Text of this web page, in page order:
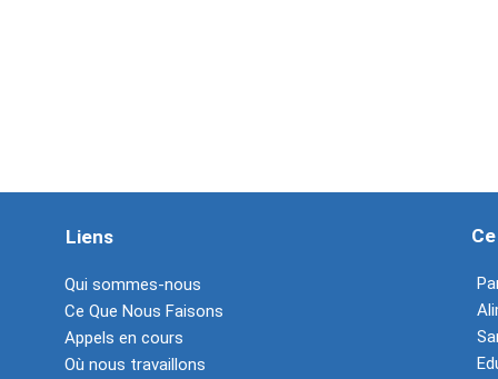
Liens
Qui sommes-nous
Ce Que Nous Faisons
Appels en cours
Où nous travaillons